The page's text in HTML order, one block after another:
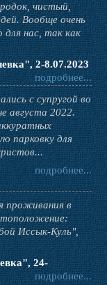
чистый,
Вообще очень
нас, так как
2-8.07.2023
подробнее...
с супругой во
августа 2022.
парковку для
подробнее...
проживания в
Иссык-Куль",
24-
подробнее...